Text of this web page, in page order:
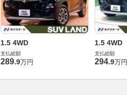
1.5 4WD
支払総額
289.9万円
1.5 4WD
支払総額
294.9万円